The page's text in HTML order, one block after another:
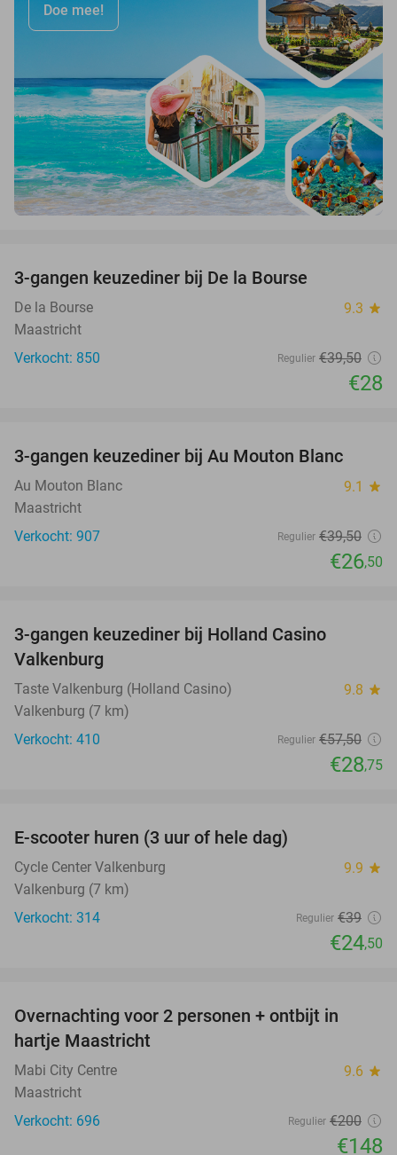
Doe mee!
3-gangen keuzediner bij De la Bourse
De la Bourse 9.3 star
Maastricht
Verkocht: 850
Regulier €39,50
€28
33%
3-gangen keuzediner bij Au Mouton Blanc
Au Mouton Blanc 9.1 star
Maastricht
Verkocht: 907
Regulier €39,50
€26,50
3-gangen keuzediner bij Holland Casino
Valkenburg
Taste Valkenburg (Holland Casino) 9.8 star
Valkenburg (7 km)
Verkocht: 410
Regulier €57,50
€28,75
E-scooter huren (3 uur of hele dag)
Cycle Center Valkenburg 9.9 star
Valkenburg (7 km)
Verkocht: 314
Regulier €39
€24,50
Overnachting voor 2 personen + ontbijt in
hartje Maastricht
Mabi City Centre 9.6 star
Maastricht
Verkocht: 696
Regulier €200
€148